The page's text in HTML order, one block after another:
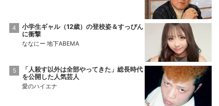
小学生ギャル（12歳）の登校姿＆すっぴん
に衝撃
ななにー 地下ABEMA
「人殺す以外は全部やってきた」総長時代
を公開した人気芸人
愛のハイエナ